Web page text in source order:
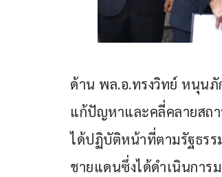
ด้าน พล.อ.ทรงวิทย์ หนุน
แก้ปัญหาและคลี่คลายสถ
ได้ปฏิบัติหน้าที่ตามรัฐธร
ชายแดนซึ่งได้ดำเนินการ